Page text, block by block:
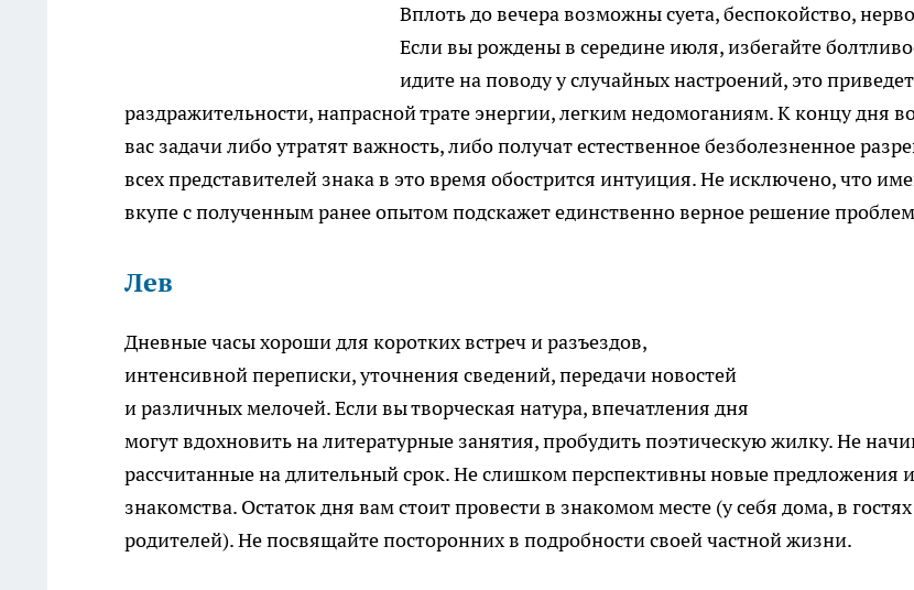
Вплоть до вечера возможны суета, беспокойство,
Если вы рождены в середине июля, избегайте
идите на поводу у случайных настроений, это
раздражительности, напрасной трате энергии, легким недомоганиям. К концу дня
вас задачи либо утратят важность, либо получат естественное безболезненное
всех представителей знака в это время обострится интуиция. Не исключено, что
вкупе с полученным ранее опытом подскажет единственно верное решение
Лев
Дневные часы хороши для коротких встреч и разъездов,
интенсивной переписки, уточнения сведений, передачи новостей
и различных мелочей. Если вы творческая натура, впечатления дня
могут вдохновить на литературные занятия, пробудить поэтическую жилку. Не
рассчитанные на длительный срок. Не слишком перспективны новые предложения и
знакомства. Остаток дня вам стоит провести в знакомом месте (у себя дома, в
родителей). Не посвящайте посторонних в подробности своей частной жизни.